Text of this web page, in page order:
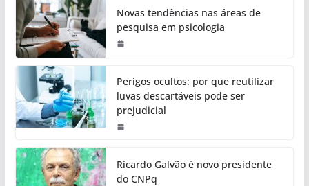
Novas tendências nas áreas de
pesquisa em psicologia
Perigos ocultos: por que reutilizar
luvas descartáveis pode ser
prejudicial
Ricardo Galvão é novo presidente
do CNPq